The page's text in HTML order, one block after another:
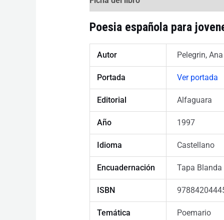
Poesia española para
Autor Pelegrin, Ana
Portada Ver portada
Editorial Alfaguara
Año 1997
Idioma Castellano
Encuadernación Tapa Blanda
ISBN
Temática Poemario